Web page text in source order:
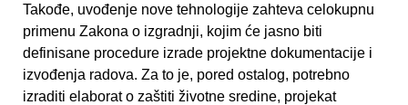
Takođe, uvođenje nove tehnologije zahteva celokupnu
primenu Zakona o izgradnji, kojim će jasno biti
definisane procedure izrade projektne dokumentacije i
izvođenja radova. Za to je, pored ostalog, potrebno
izraditi elaborat o zaštiti životne sredine, projekat